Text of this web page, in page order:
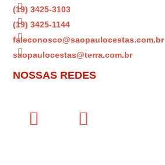

(19) 3425-3103

(19) 3425-1144

faleconosco@saopaulocestas.com.br

saopaulocestas@terra.com.br
NOSSAS REDES